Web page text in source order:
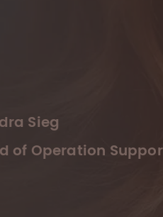
Sieg
of Operation